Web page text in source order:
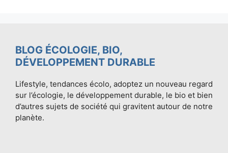
BLOG ÉCOLOGIE, BIO,
DÉVELOPPEMENT DURABLE
Lifestyle, tendances écolo, adoptez un nouveau regard
sur l’écologie, le développement durable, le bio et bien
d’autres sujets de société qui gravitent autour de notre
planète.